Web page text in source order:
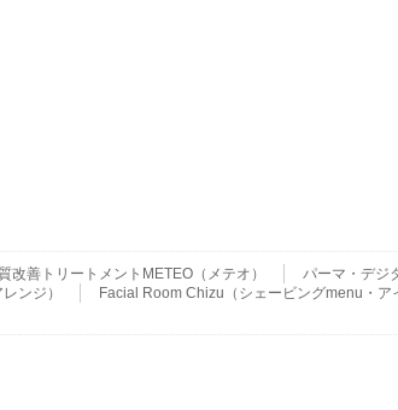
改善トリートメントMETEO（メテオ） パーマ・デジ
ンジ）
Facial Room Chizu（シェービングmenu・ア